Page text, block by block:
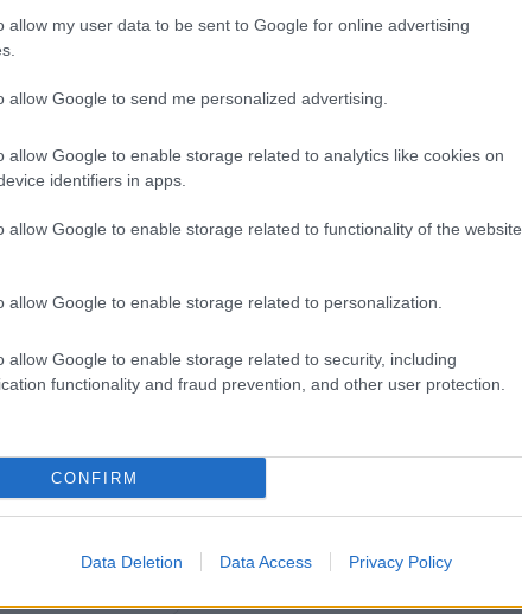
allow my user data to be sent to Google for online advertising
allow Google to send me personalized advertising.
allow Google to enable storage related to analytics like cookies on
identifiers in apps.
allow Google to enable storage related to functionality of the website
allow Google to enable storage related to personalization.
allow Google to enable storage related to security, including
functionality and fraud prevention, and other user protection.
CONFIRM
Data Deletion Data Access Privacy Policy
à l’approche des échéances
soit positive et qu’on ait le plus grand
que la rentrée de certains fait plaisir.
envie d’y être"
Laurent Thuéry a insisté sur la
du groupe : "On va continuer et tout
maintenant. Ce sont les matchs qui
ça, heureusement que les joueurs ont
qu’on aura les questions les plus dures à
général.
Propos rapportés parLa Dépêche